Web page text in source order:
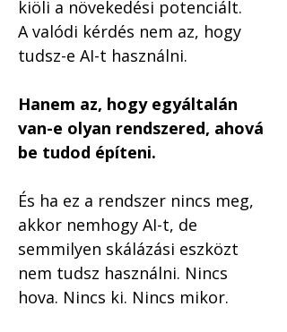
kiöli a növekedési potenciált.
A valódi kérdés nem az, hogy
tudsz-e AI-t használni.
Hanem az, hogy egyáltalán
van-e olyan rendszered, ahová
be tudod építeni.
És ha ez a rendszer nincs meg,
akkor nemhogy AI-t, de
semmilyen skálázási eszközt
nem tudsz használni. Nincs
hova. Nincs ki. Nincs mikor.